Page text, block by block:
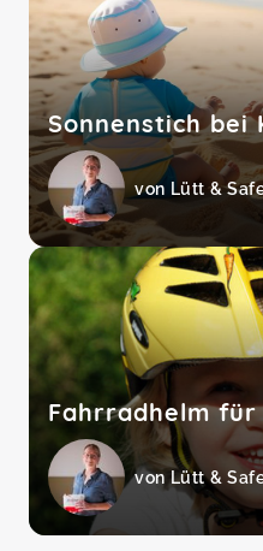
Sonnenstich bei
Fahrradhelm für